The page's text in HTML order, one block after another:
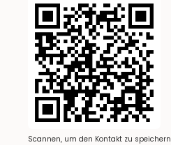
Scannen, um den Kontakt zu speichern